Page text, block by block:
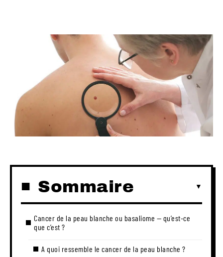
Sommaire
Cancer de la peau blanche ou basaliome — qu’est-ce
que c’est ?
A quoi ressemble le cancer de la peau blanche ?